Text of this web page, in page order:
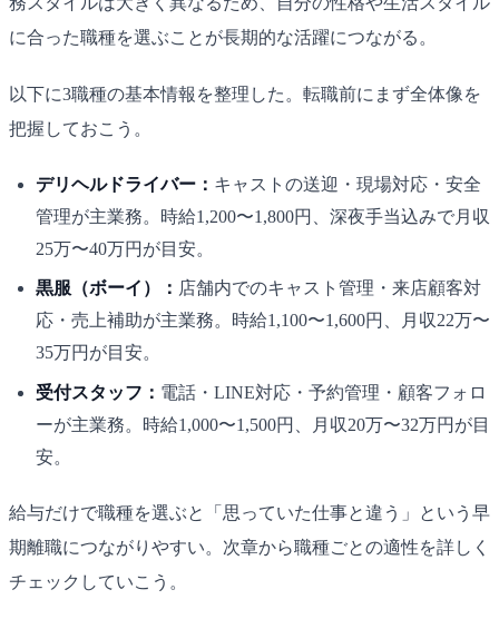
に合った職種を選ぶことが長期的な活躍につながる。
以下に3職種の基本情報を整理した。転職前にまず全体像を
把握しておこう。
デリヘルドライバー： キャストの送迎・現場対応・安全
管理が主業務。時給1,200〜1,800円、深夜手当込みで月収
25万〜40万円が目安。
黒服（ボーイ）： 店舗内でのキャスト管理・来店顧客対
応・売上補助が主業務。時給1,100〜1,600円、月収22万〜
35万円が目安。
受付スタッフ： 電話・LINE対応・予約管理・顧客フォロ
ーが主業務。時給1,000〜1,500円、月収20万〜32万円が目
安。
給与だけで職種を選ぶと「思っていた仕事と違う」という早
期離職につながりやすい。次章から職種ごとの適性を詳しく
チェックしていこう。